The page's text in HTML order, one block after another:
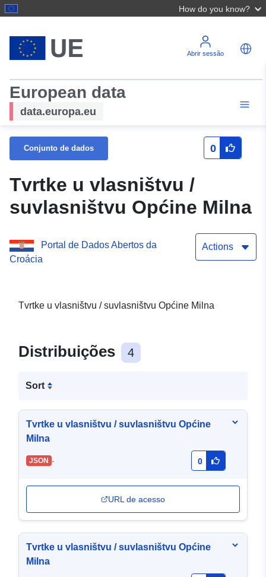
How do you know?
Abrir sessão
European data
data.europa.eu
Conjunto de dados 0
Tvrtke u vlasništvu /
suvlasništvu Općine Milna
Portal de Dados Abertos da
Croácia
Actions
Tvrtke u vlasništvu / suvlasništvu Općine Milna
Distribuições 4
Sort
Tvrtke u vlasništvu / suvlasništvu Općine
Milna
JSON - 0
URL de acesso
Tvrtke u vlasništvu / suvlasništvu Općine
Milna